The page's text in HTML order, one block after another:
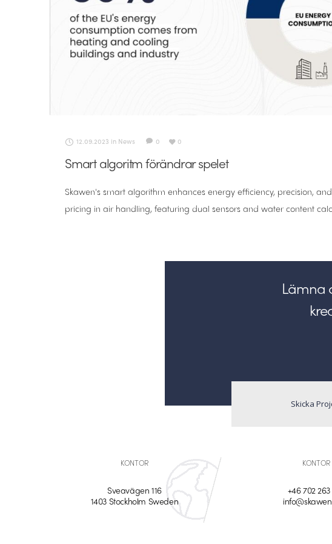
12.09.2023 in News 0 0
Smart algoritm förändrar spelet
Skawen's smart algorithm enhances energy efficiency, precision,
pricing in air handling, featuring dual sensors and water content
Lämna
Skicka
KONTOR
Sveavägen 116
1403 Stockholm Sweden
KONTOR
+46 702